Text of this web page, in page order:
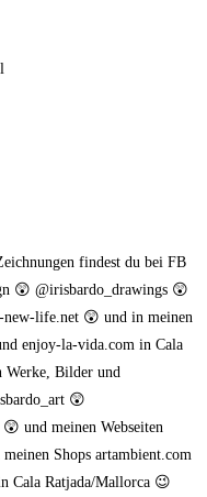
findest du bei FB
😲 @irisbardo_drawings 😲
new-life.net 😲 und in meinen
enjoy-la-vida.com in Cala
Werke, Bilder und
😲
und meinen Webseiten
Shops artambient.com
Cala Ratjada/Mallorca 😉